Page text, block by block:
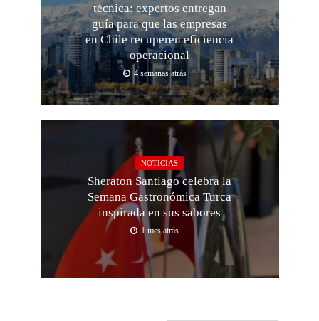
técnica: expertos entregan
guía para que las empresas
en Chile recuperen eficiencia
operacional
4 semanas atrás
NOTICIAS
Sheraton Santiago celebra la
Semana Gastronómica Turca
inspirada en sus sabores
1 mes atrás